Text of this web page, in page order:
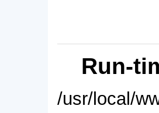
Run-
/usr/local/